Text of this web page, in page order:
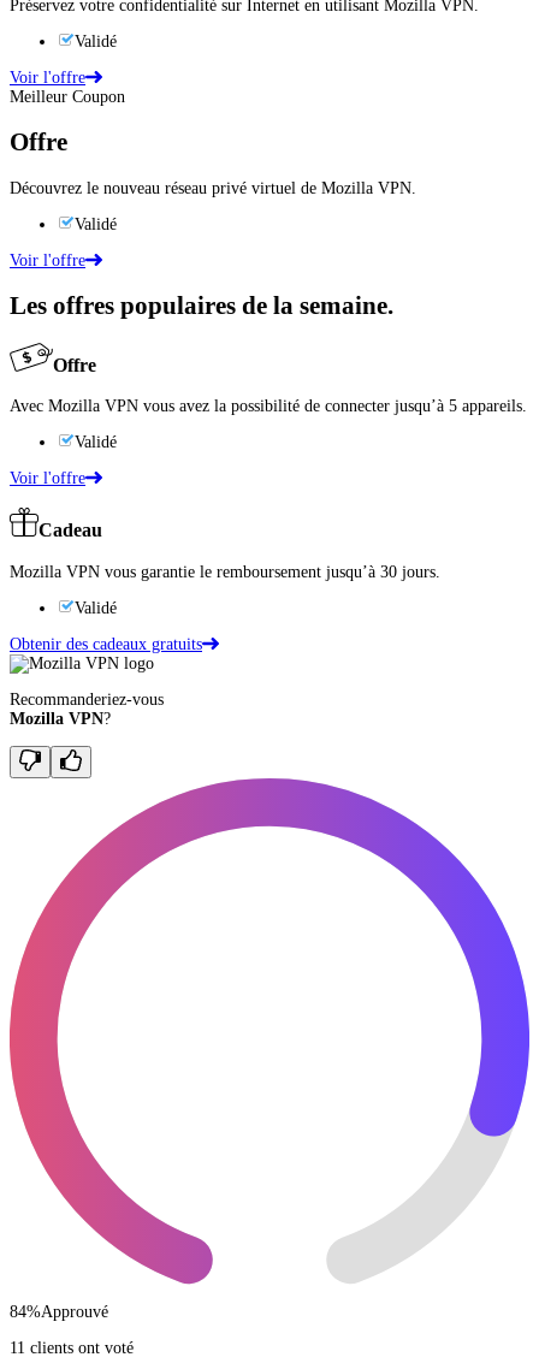
Préservez votre confidentialité sur Internet en utilisant Mozilla VPN.
Validé
Voir l'offre
Meilleur Coupon
Offre
Découvrez le nouveau réseau privé virtuel de Mozilla VPN.
Validé
Voir l'offre
Les offres populaires de la semaine.
Offre
Avec Mozilla VPN vous avez la possibilité de connecter jusqu’à 5 appareils.
Validé
Voir l'offre
Cadeau
Mozilla VPN vous garantie le remboursement jusqu’à 30 jours.
Validé
Obtenir des cadeaux gratuits
Recommanderiez-vous
Mozilla VPN?
84%Approuvé
11 clients ont voté